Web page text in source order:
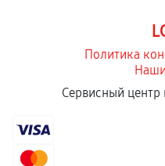
Политика
Сервисный центр